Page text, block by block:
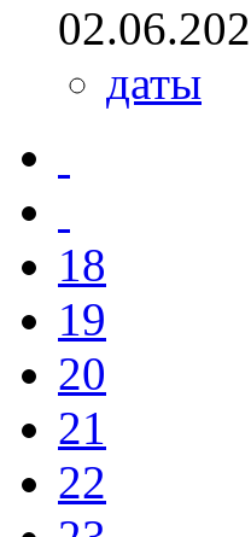
даты
18
19
20
21
22